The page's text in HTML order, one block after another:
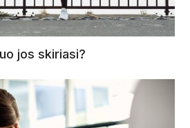
jos skiriasi?